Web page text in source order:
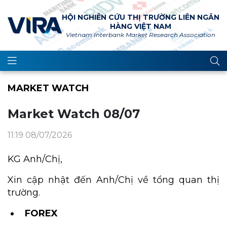
HỘI NGHIÊN CỨU THỊ TRƯỜNG LIÊN NGÂN
HÀNG VIỆT NAM
Vietnam Interbank Market Research Association
MARKET WATCH
Market Watch 08/07
11:19 08/07/2026
KG Anh/Chị,
Xin cập nhật đến Anh/Chị về tổng quan thị
trường.
FOREX